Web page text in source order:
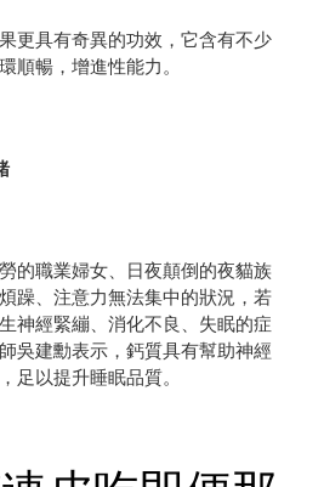
更具有奇異的功效，它含有不少
順暢，增進性能力。
的職業婦女、日夜顛倒的夜貓族
躁、注意力無法集中的狀況，若
神經緊繃、消化不良、失眠的症
吳建勳表示，鈣質具有幫助神經
足以提升睡眠品質。